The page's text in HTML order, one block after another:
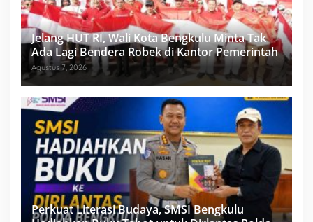
Jelang HUT RI, Wali Kota Bengkulu Minta Tak
Ada Lagi Bendera Robek di Kantor Pemerintah
Agustus 7, 2026
Perkuat Literasi Budaya, SMSI Bengkulu